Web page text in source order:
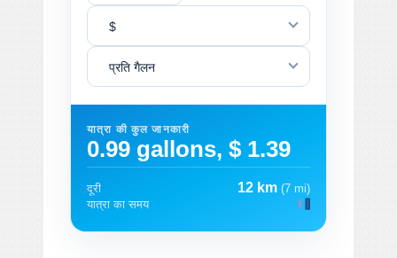
$
प्रति गैलन
यात्रा की कुल जानकारी
0.99 gallons, $ 1.39
दूरी 12 km (7 mi)
यात्रा का समय